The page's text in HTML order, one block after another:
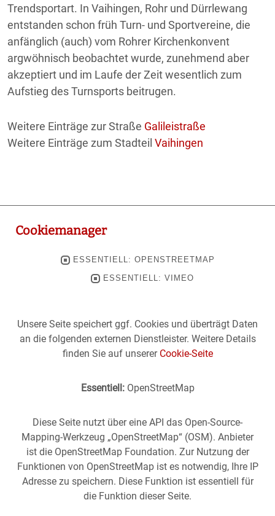
Trendsportart. In Vaihingen, Rohr und Dürrlewang
entstanden schon früh Turn- und Sportvereine, die
anfänglich (auch) vom Rohrer Kirchenkonvent
argwöhnisch beobachtet wurde, zunehmend aber
akzeptiert und im Laufe der Zeit wesentlich zum
Aufstieg des Turnsports beitrugen.
Weitere Einträge zur Straße Galileistraße
Weitere Einträge zum Stadteil Vaihingen
Cookiemanager
ESSENTIELL: OPENSTREETMAP
ESSENTIELL: VIMEO
Unsere Seite speichert ggf. Cookies und überträgt Daten
an die folgenden externen Dienstleister. Weitere Details
finden Sie auf unserer Cookie-Seite
Essentiell:OpenStreetMap
Diese Seite nutzt über eine API das Open-Source-
Mapping-Werkzeug „OpenStreetMap“ (OSM). Anbieter
ist die OpenStreetMap Foundation. Zur Nutzung der
Funktionen von OpenStreetMap ist es notwendig, Ihre IP
Adresse zu speichern. Diese Funktion ist essentiell für
die Funktion dieser Seite.